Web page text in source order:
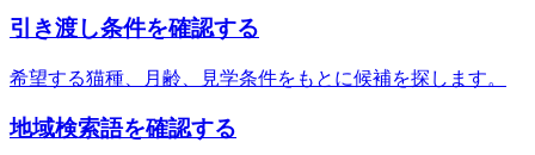
引き渡し条件を確認する
希望する猫種、月齢、見学条件をもとに候補を探します。
地域検索語を確認する